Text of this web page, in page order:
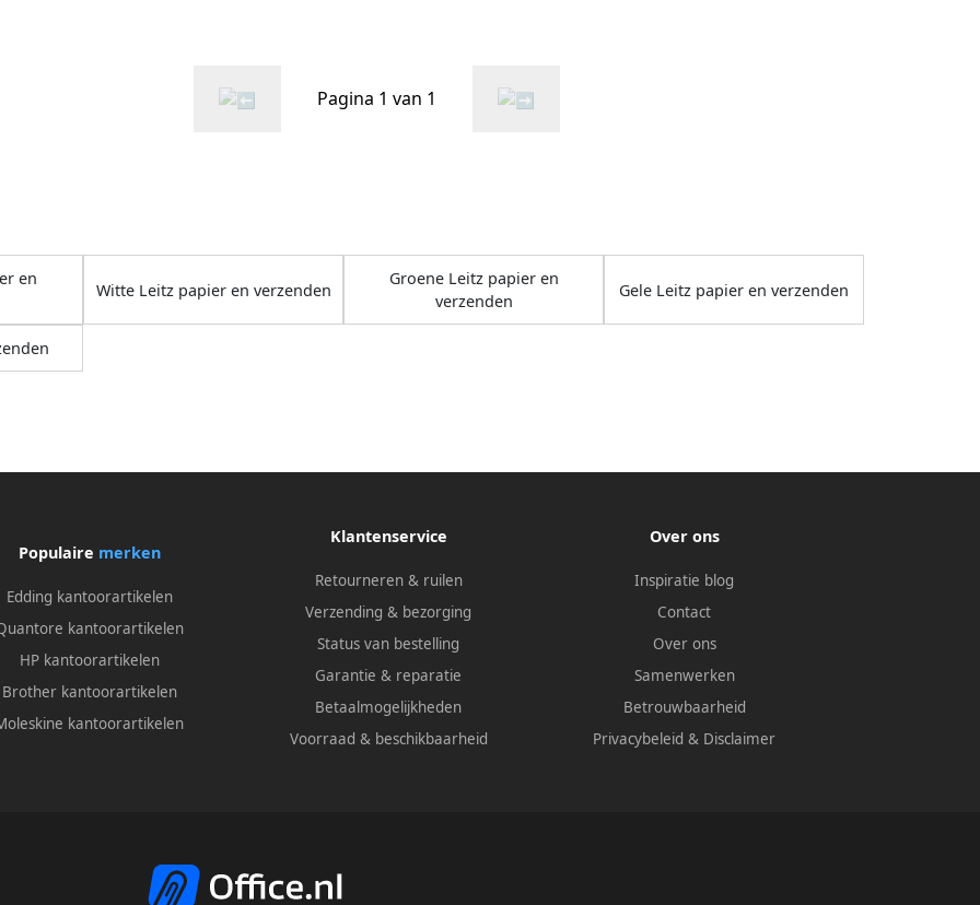
Pagina 1 van 1
en
Witte Leitz papier en verzenden
Groene Leitz papier en
verzenden
Gele Leitz papier en verzenden
Populaire merken
Edding kantoorartikelen
kantoorartikelen
HP kantoorartikelen
Brother kantoorartikelen
kantoorartikelen
Klantenservice
Retourneren & ruilen
Verzending & bezorging
Status van bestelling
Garantie & reparatie
Betaalmogelijkheden
Voorraad & beschikbaarheid
Over ons
Inspiratie blog
Contact
Over ons
Samenwerken
Betrouwbaarheid
Privacybeleid & Disclaimer